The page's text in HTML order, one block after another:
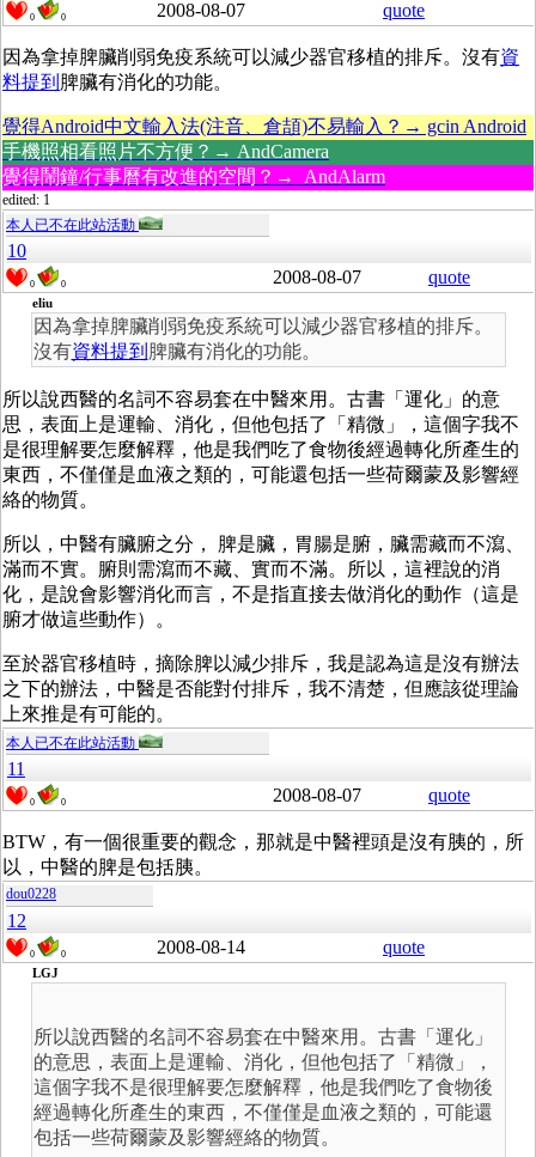
0 0 2008-08-07 quote
因為拿掉脾臟削弱免疫系統可以減少器官移植的排斥。沒有資
料提到 脾臟有消化的功能。
覺得Android中文輸入法(注音、倉頡)不易輸入？→ gcin Android
手機照相看照片不方便？→ AndCamera
覺得鬧鐘/行事曆有改進的空間？→ AndAlarm
edited: 1
本人已不在此站活動
10
0 0 2008-08-07 quote
eliu
因為拿掉脾臟削弱免疫系統可以減少器官移植的排斥。
沒有資料提到 脾臟有消化的功能。
所以說西醫的名詞不容易套在中醫來用。古書「運化」的意
思，表面上是運輸、消化，但他包括了「精微」，這個字我不
是很理解要怎麼解釋，他是我們吃了食物後經過轉化所產生的
東西，不僅僅是血液之類的，可能還包括一些荷爾蒙及影響經
絡的物質。
所以，中醫有臟腑之分， 脾是臟，胃腸是腑，臟需藏而不瀉、
滿而不實。腑則需瀉而不藏、實而不滿。所以，這裡說的消
化，是說會影響消化而言，不是指直接去做消化的動作（這是
腑才做這些動作）。
至於器官移植時，摘除脾以減少排斥，我是認為這是沒有辦法
之下的辦法，中醫是否能對付排斥，我不清楚，但應該從理論
上來推是有可能的。
本人已不在此站活動
11
0 0 2008-08-07 quote
BTW，有一個很重要的觀念，那就是中醫裡頭是沒有胰的，所
以，中醫的脾是包括胰。
dou0228
12
0 0 2008-08-14 quote
LGJ
所以說西醫的名詞不容易套在中醫來用。古書「運化」
的意思，表面上是運輸、消化，但他包括了「精微」，
這個字我不是很理解要怎麼解釋，他是我們吃了食物後
經過轉化所產生的東西，不僅僅是血液之類的，可能還
包括一些荷爾蒙及影響經絡的物質。